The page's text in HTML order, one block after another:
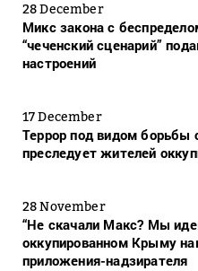
28 December
Микс закона с
“чеченский сценарий”
настроений
17 December
Террор под видом борьбы
преследует жителей
28 November
“Не скачали Макс? Мы
оккупированном Крыму
приложения-надзирателя